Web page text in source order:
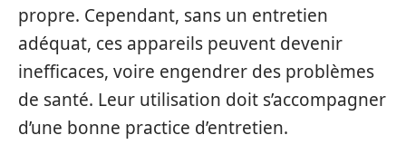
propre. Cependant, sans un entretien
adéquat, ces appareils peuvent devenir
inefficaces, voire engendrer des problèmes
de santé. Leur utilisation doit s’accompagner
d’une bonne practice d’entretien.